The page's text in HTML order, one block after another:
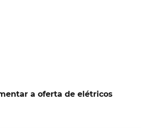
a oferta de elétricos